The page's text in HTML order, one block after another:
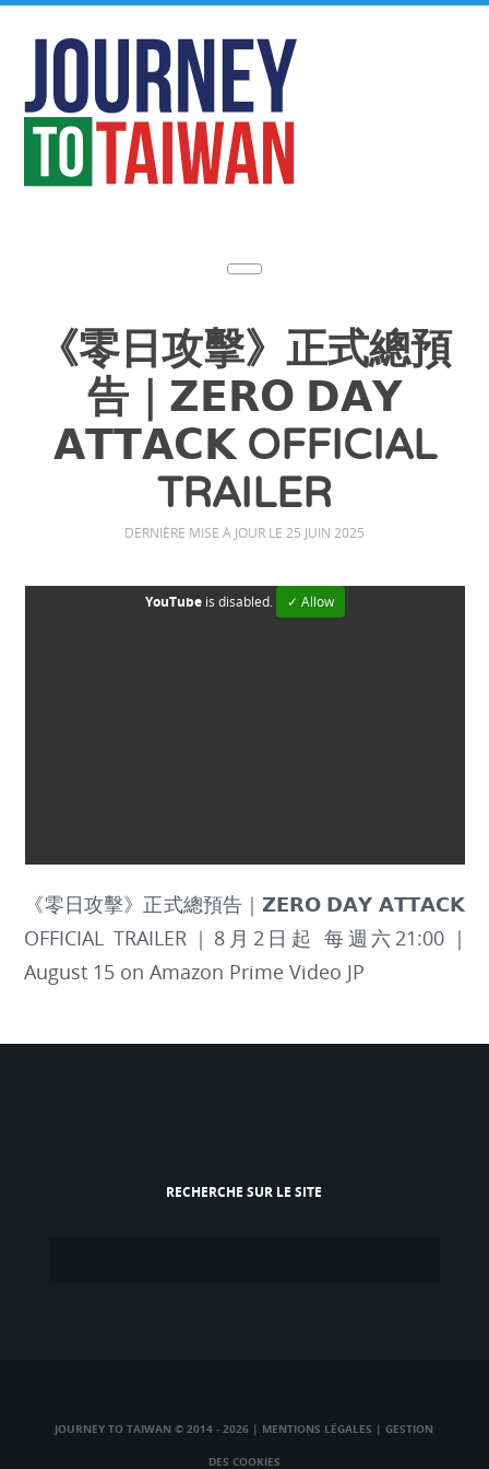
《零日攻擊》正式總預
告｜𝗭𝗘𝗥𝗢 𝗗𝗔𝗬
𝗔𝗧𝗧𝗔𝗖𝗞 OFFICIAL
TRAILER
DERNIÈRE MISE À JOUR LE 25 JUIN 2025
YouTubeis disabled. ✓ Allow
《零日攻擊》正式總預告｜𝗭𝗘𝗥𝗢 𝗗𝗔𝗬 𝗔𝗧𝗧𝗔𝗖𝗞
OFFICIAL TRAILER｜8月2日起 每週六21:00 |
August 15 on Amazon Prime Video JP
RECHERCHE SUR LE SITE
JOURNEY TO TAIWAN © 2014 - 2026 | MENTIONS LÉGALES |GESTION
DES COOKIES